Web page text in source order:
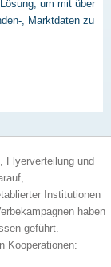
um mit über
, Marktdaten zu
Flyerverteilung und
Institutionen
haben
geführt.
Kooperationen: